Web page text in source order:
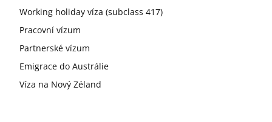
Working holiday víza (subclass 417)
Pracovní vízum
Partnerské vízum
Emigrace do Austrálie
Víza na Nový Zéland